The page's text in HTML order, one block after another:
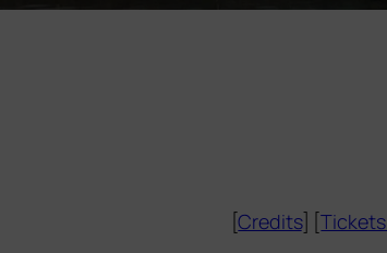
[Credits] [Tickets